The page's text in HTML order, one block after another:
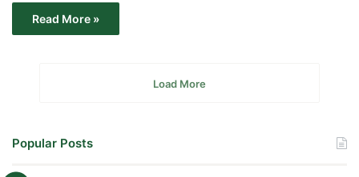
Read More »
Load More
Popular Posts